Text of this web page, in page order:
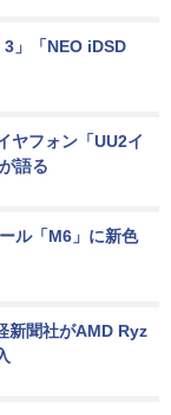
」「NEO iDSD
ヤフォン「UU2イ
語る
ル「M6」に新色
新聞社がAMD Ryz